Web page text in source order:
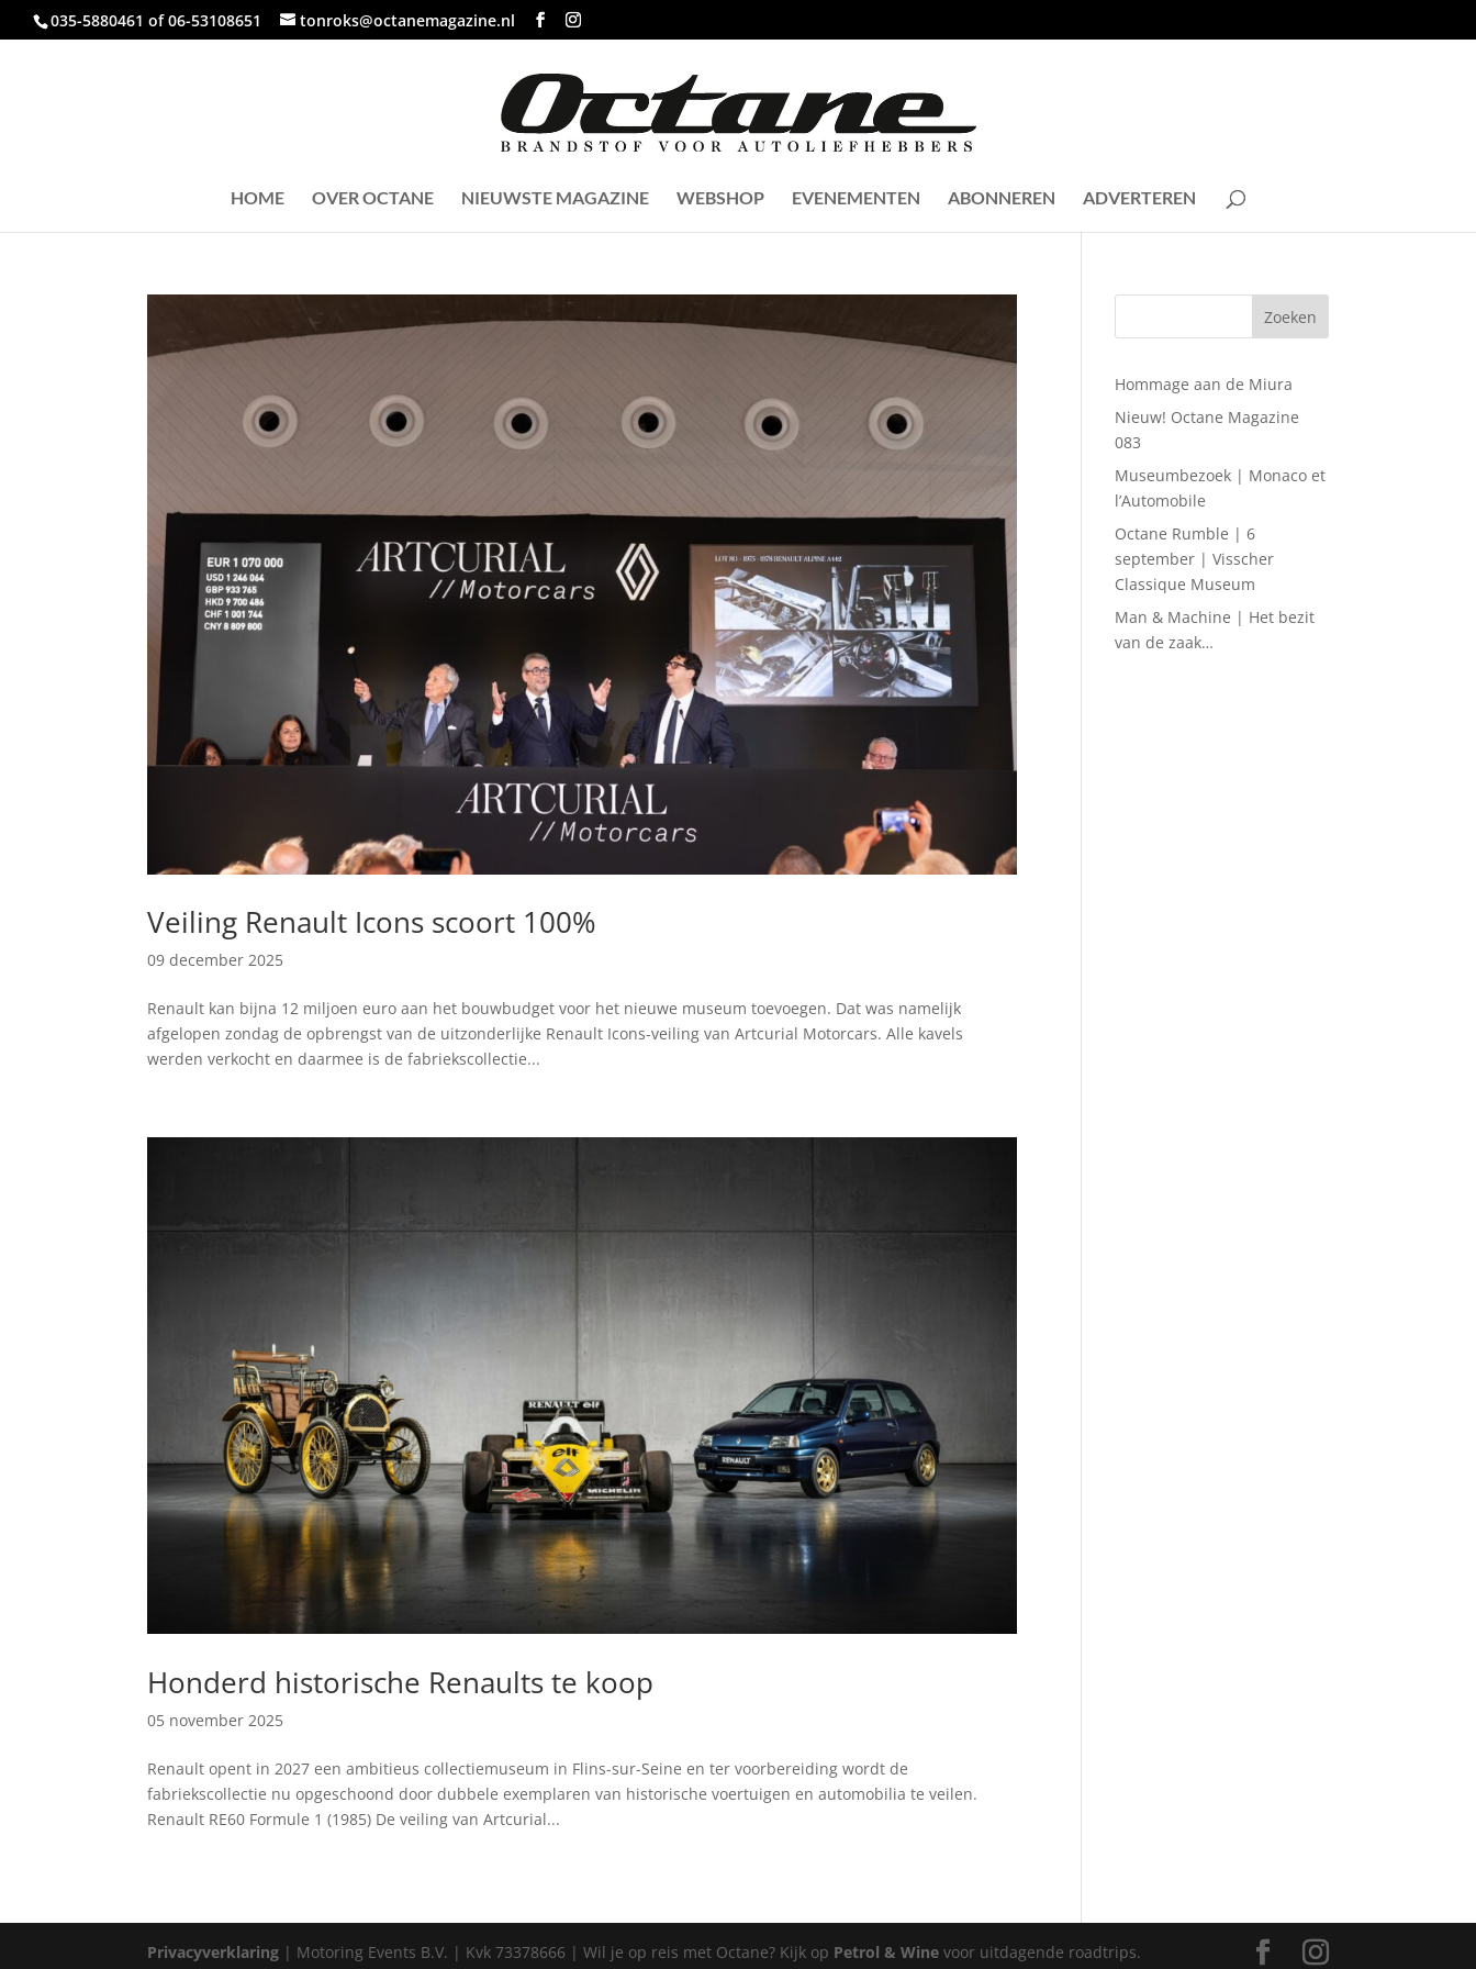
035-5880461 of 06-53108651 tonroks@octanemagazine.nl
HOME OVER OCTANE NIEUWSTE MAGAZINE WEBSHOP EVENEMENTEN ABONNEREN ADVERTEREN
Veiling Renault Icons scoort 100%
09 december 2025
Renault kan bijna 12 miljoen euro aan het bouwbudget voor het nieuwe museum toevoegen. Dat was namelijk
afgelopen zondag de opbrengst van de uitzonderlijke Renault Icons-veiling van Artcurial Motorcars. Alle kavels
werden verkocht en daarmee is de fabriekscollectie...
Honderd historische Renaults te koop
05 november 2025
Renault opent in 2027 een ambitieus collectiemuseum in Flins-sur-Seine en ter voorbereiding wordt de
fabriekscollectie nu opgeschoond door dubbele exemplaren van historische voertuigen en automobilia te veilen.
Renault RE60 Formule 1 (1985) De veiling van Artcurial...
Hommage aan de Miura
Nieuw! Octane Magazine
083
Museumbezoek | Monaco et
l’Automobile
Octane Rumble | 6
september | Visscher
Classique Museum
Man & Machine | Het bezit
van de zaak…
Privacyverklaring | Motoring Events B.V. | Kvk 73378666 | Wil je op reis met Octane? Kijk op Petrol & Wine voor uitdagende roadtrips.